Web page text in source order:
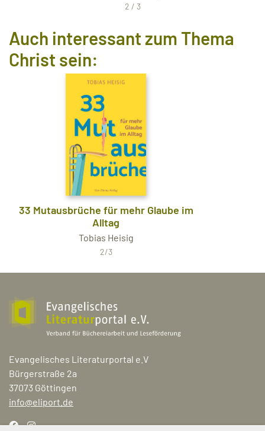
2 / 3
Auch interessant zum Thema
Christ sein:
33 Mutausbrüche für mehr Glaube im
Alltag
Tobias Heisig
2/3
Evangelisches Literaturportal e.V
Bürgerstraße 2a
37073 Göttingen
info@eliport.de